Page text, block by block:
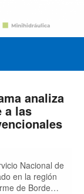
analiza
a las
Nacional de
en la región
de Borde